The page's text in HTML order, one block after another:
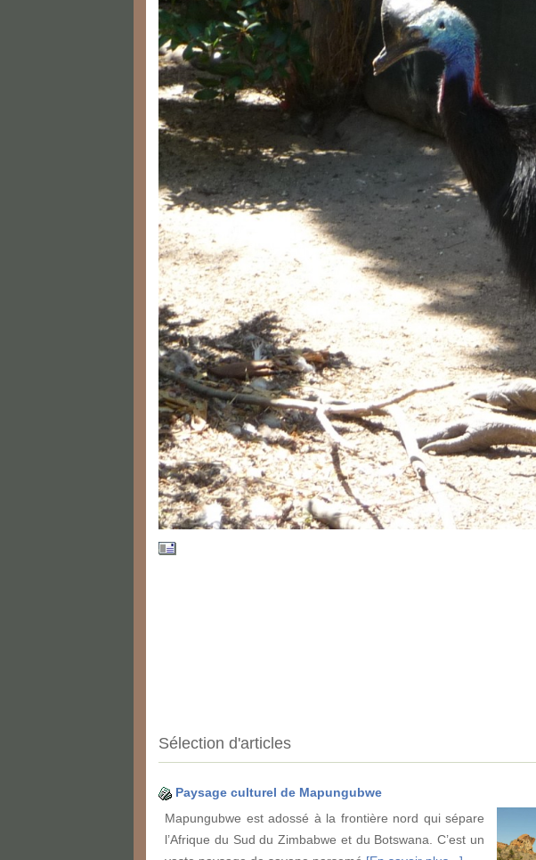
Sélection d'articles
Paysage culturel de Mapungubwe
Mapungubwe est adossé à la frontière nord qui sépare
l’Afrique du Sud du Zimbabwe et du Botswana. C’est un